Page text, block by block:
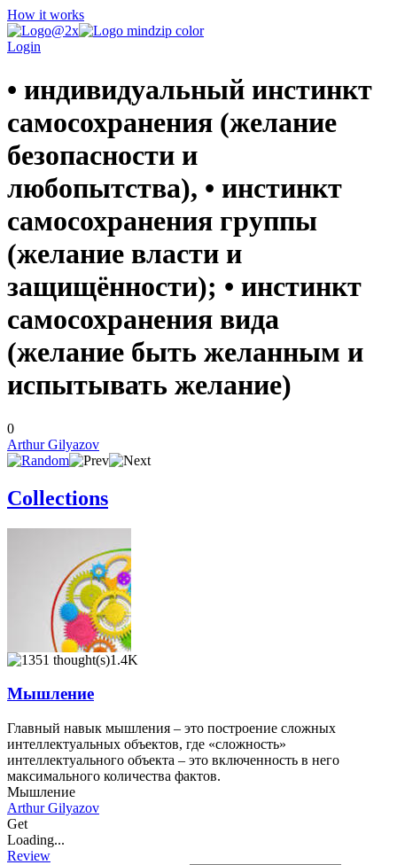
How it works
Login
• индивидуальный инстинкт
самосохранения (желание
безопасности и
любопытства), • инстинкт
самосохранения группы
(желание власти и
защищённости); • инстинкт
самосохранения вида
(желание быть желанным и
испытывать желание)
0
Arthur Gilyazov
Collections
1.4K
Мышление
Главный навык мышления – это построение сложных
интеллектуальных объектов, где «сложность»
интеллектуального объекта – это включенность в него
максимального количества фактов.
Мышление
Arthur Gilyazov
Get
Loading...
Review